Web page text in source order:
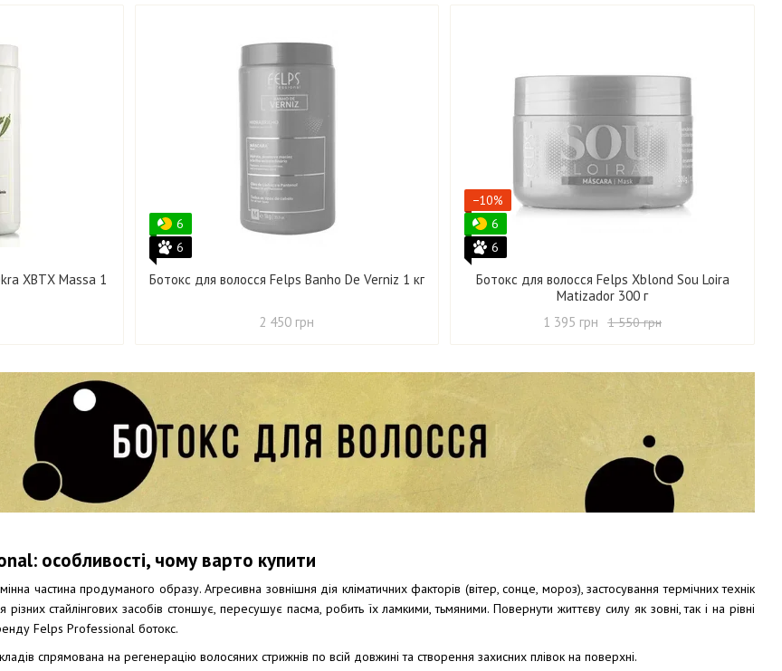
особливості, чому варто купити
частина продуманого образу. Агресивна зовнішня дія кліматичних факторів (вітер, сонце, мороз), застосування термічних технік
різних стайлінгових засобів стоншує, пересушує пасма, робить їх ламкими, тьмяними. Повернути життєву силу як зовні, так і на рівні
Felps Professional ботокс.
спрямована на регенерацію волосяних стрижнів по всій довжині та створення захисних плівок на поверхні.
XBTX Massa 1
6
6
Ботокс для волосся Felps Banho De Verniz 1 кг
2 450 грн
−10%
6
6
Ботокс для волосся Felps Xblond Sou Loira
Matizador 300 г
1 550 грн
1 395 грн